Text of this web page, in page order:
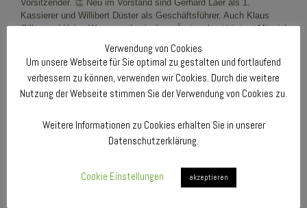
Verwendung von Cookies
Um unsere Webseite für Sie optimal zu gestalten und fortlaufend
verbessern zu können, verwenden wir Cookies. Durch die weitere
Nutzung der Webseite stimmen Sie der Verwendung von Cookies zu.
Weitere Informationen zu Cookies erhalten Sie in unserer
Datenschutzerklärung.
Cookie Einstellungen akzeptieren